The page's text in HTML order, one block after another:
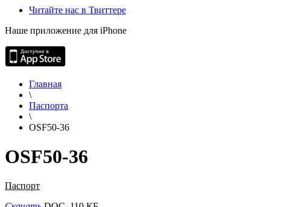
Читайте нас в Твиттере
Наше приложение для iPhone
Главная
\
Паспорта
\
OSF50-36
OSF50-36
Паспорт